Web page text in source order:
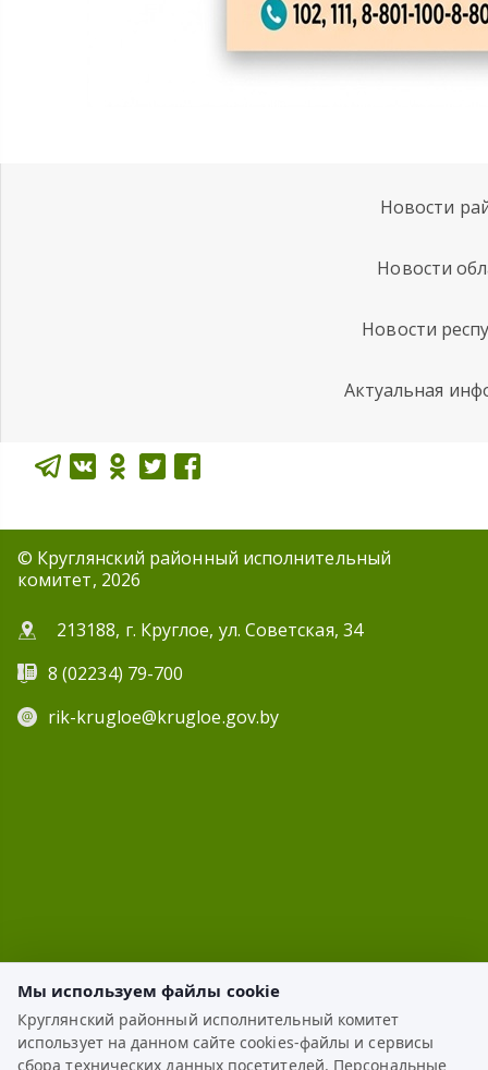
Новости
Новости
Новости
Актуальная
© Круглянский районный исполнительный
комитет, 2026
213188, г. Круглое, ул. Советская, 34
8 (02234) 79-700
rik-krugloe@krugloe.gov.by
ЭЛЕКТРОННОЕ ОБРАЩЕНИЕ
Мы используем файлы cookie
Круглянский районный исполнительный комитет
использует на данном сайте cookies-файлы и сервисы
сбора технических данных посетителей. Персональные